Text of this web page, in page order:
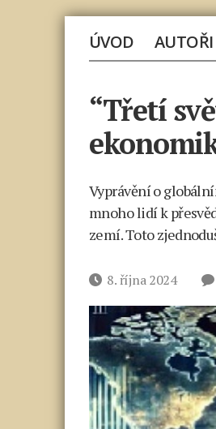
ÚVOD AUTOŘI
“Třetí
Vyprávění o
mnoho lidí k
zemí. Toto
Datum8. října 2024